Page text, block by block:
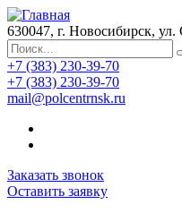
630047, г. Новосибирск, ул.
+7 (383) 230-39-70
+7 (383) 230-39-70
mail@polcentrnsk.ru
Заказать звонок
Оставить заявку